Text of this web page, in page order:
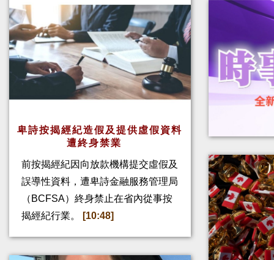
卑詩按揭經紀造假及提供虛假資料
遭終身禁業
前按揭經紀因向放款機構提交虛假及
誤導性資料，遭卑詩金融服務管理局
（BCFSA）終身禁止在省內從事按
揭經紀行業。
[10:48]